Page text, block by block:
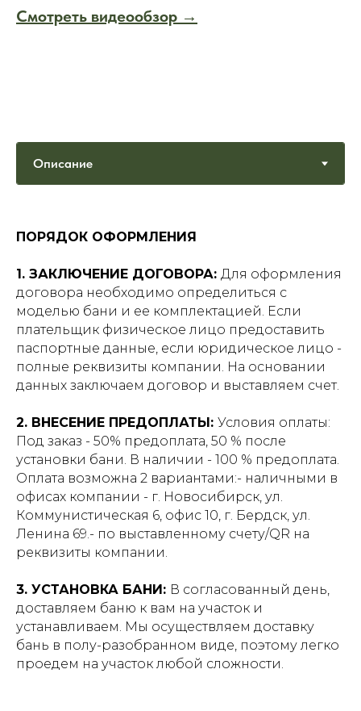
Смотреть видеообзор →
ПОРЯДОК ОФОРМЛЕНИЯ
1. ЗАКЛЮЧЕНИЕ ДОГОВОРА: Для оформления
договора необходимо определиться с
моделью бани и ее комплектацией. Если
плательщик физическое лицо предоставить
паспортные данные, если юридическое лицо -
полные реквизиты компании. На основании
данных заключаем договор и выставляем счет.
2. ВНЕСЕНИЕ ПРЕДОПЛАТЫ: Условия оплаты:
Под заказ - 50% предоплата, 50 % после
установки бани. В наличии - 100 % предоплата.
Оплата возможна 2 вариантами:- наличными в
офисах компании - г. Новосибирск, ул.
Коммунистическая 6, офис 10, г. Бердск, ул.
Ленина 69.- по выставленному счету/QR на
реквизиты компании.
3. УСТАНОВКА БАНИ: В согласованный день,
доставляем баню к вам на участок и
устанавливаем. Мы осуществляем доставку
бань в полу-разобранном виде, поэтому легко
проедем на участок любой сложности.